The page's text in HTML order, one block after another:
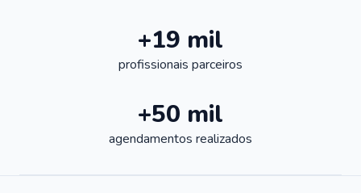
+19 mil
profissionais parceiros
+50 mil
agendamentos realizados